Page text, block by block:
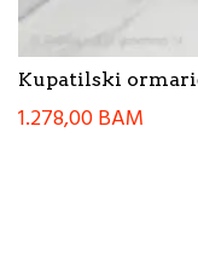
Kupatilski
1.278,00BAM